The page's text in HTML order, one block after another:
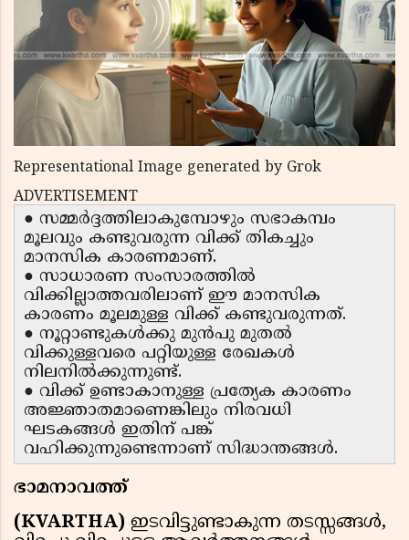
Representational Image generated by Grok
ADVERTISEMENT
● സമ്മർദ്ദത്തിലാകുമ്പോഴും സഭാകമ്പം
മൂലവും കണ്ടുവരുന്ന വിക്ക് തികച്ചും
മാനസിക കാരണമാണ്.
● സാധാരണ സംസാരത്തിൽ
വിക്കില്ലാത്തവരിലാണ് ഈ മാനസിക
കാരണം മൂലമുള്ള വിക്ക് കണ്ടുവരുന്നത്.
● നൂറ്റാണ്ടുകൾക്കു മുൻപു മുതൽ
വിക്കുള്ളവരെ പറ്റിയുള്ള രേഖകൾ
നിലനിൽക്കുന്നുണ്ട്.
● വിക്ക് ഉണ്ടാകാനുള്ള പ്രത്യേക കാരണം
അജ്ഞാതമാണെങ്കിലും നിരവധി
ഘടകങ്ങൾ ഇതിന് പങ്ക്
വഹിക്കുന്നുണ്ടെന്നാണ് സിദ്ധാന്തങ്ങൾ.
ഭാമനാവത്ത്
(KVARTHA) ഇടവിട്ടുണ്ടാകുന്ന തടസ്സങ്ങൾ,